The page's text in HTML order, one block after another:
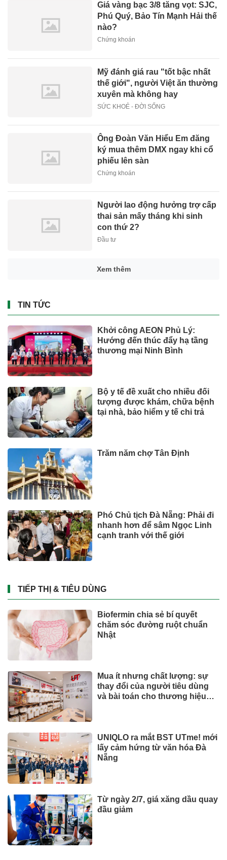
Giá vàng bạc 3/8 tăng vọt: SJC,
Phú Quý, Bảo Tín Mạnh Hải thế
nào?
Chứng khoán
Mỹ đánh giá rau "tốt bậc nhất
thế giới", người Việt ăn thường
xuyên mà không hay
SỨC KHOẺ - ĐỜI SỐNG
Ông Đoàn Văn Hiểu Em đăng
ký mua thêm DMX ngay khi cổ
phiếu lên sàn
Chứng khoán
Người lao động hưởng trợ cấp
thai sản mấy tháng khi sinh
con thứ 2?
Đầu tư
Xem thêm
TIN TỨC
Khởi công AEON Phủ Lý:
Hướng đến thúc đẩy hạ tầng
thương mại Ninh Bình
Bộ y tế đề xuất cho nhiều đối
tượng được khám, chữa bệnh
tại nhà, bảo hiểm y tế chi trả
Trăm năm chợ Tân Định
Phó Chủ tịch Đà Nẵng: Phải đi
nhanh hơn để sâm Ngọc Linh
cạnh tranh với thế giới
TIẾP THỊ & TIÊU DÙNG
Biofermin chia sẻ bí quyết
chăm sóc đường ruột chuẩn
Nhật
Mua ít nhưng chất lượng: sự
thay đổi của người tiêu dùng
và bài toán cho thương hiệu
UNIQLO ra mắt BST UTme! mới
lấy cảm hứng từ văn hóa Đà
Nẵng
Từ ngày 2/7, giá xăng dầu quay
đầu giảm